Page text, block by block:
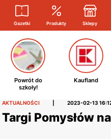
Gazetki Produkty Sklepy
Powrót do
szkoły!
Kaufland
AKTUALNOŚCI 2023-02-13
Targi Pomysłów